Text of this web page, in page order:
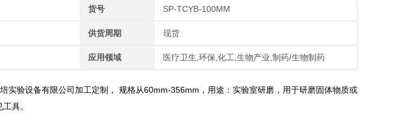
货号 SP-TCYB-100MM
供货周期 现货
应用领域 医疗卫生,环保,化工,生物产业,制药/生物制药
实验设备有限公司加工定制， 规格从60mm-356mm，用途：实验室研磨，用于研磨固体物质或
具。